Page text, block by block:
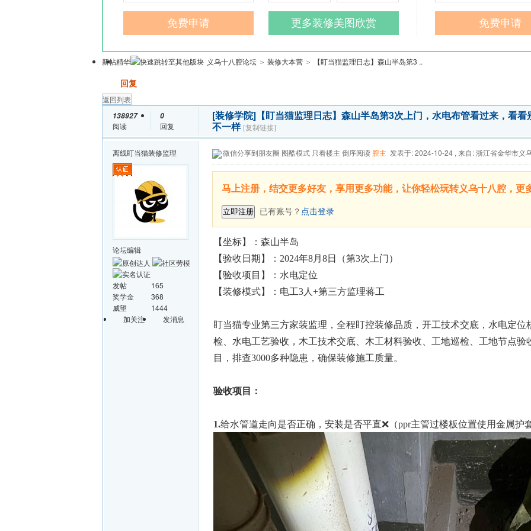
新帖精华 义乌十八腔论坛 > 装修大本营 > 【盯当猫监理日志】森山半岛第3 ..
回复
返回列表
138927
阅读
0
回复
[装修学院] 【盯当猫监理日志】森山半岛第3次上门，水电布管看过来，看
不一样 [复制链接]
离线盯当猫装修监理
论坛编辑
发帖
165
奖学金
368
威望
1444
加关注
发消息
微信分享到朋友圈 图酷模式 只看楼主 倒序阅读 腔主 发表于: 2024-10-24 , 来自: 浙江省金华市义
马上注册，结交更多好友，享用更多功能，让你轻松玩转义乌十八腔，更
立即注册 已有账号？ 点击登录
【坐标】：森山半岛
【验收日期】：2024年8月8日（第3次上门）
【验收项目】：水电定位
【装修模式】：电工3人+第三方监理蒋工
盯当猫专业第三方家装监理，全程盯控装修品质，开工技术交底，水电定
检、水电工艺验收，木工技术交底、木工材料验收、工地巡检、工地节点验
目，排查3000多种隐患，确保装修施工质量。
验收项目：
1.给水管道走向是否正确，安装是否平直❌（ppr主管过楼板位置使用金属护